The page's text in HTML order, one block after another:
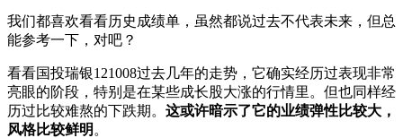
我们都喜欢看看历史成绩单，虽然都说过去不代表未来，但总
能参考一下，对吧？
看看国投瑞银121008过去几年的走势，它确实经历过表现非常
亮眼的阶段，特别是在某些成长股大涨的行情里。但也同样经
历过比较难熬的下跌期。 这或许暗示了它的业绩弹性比较大，
风格比较鲜明 。